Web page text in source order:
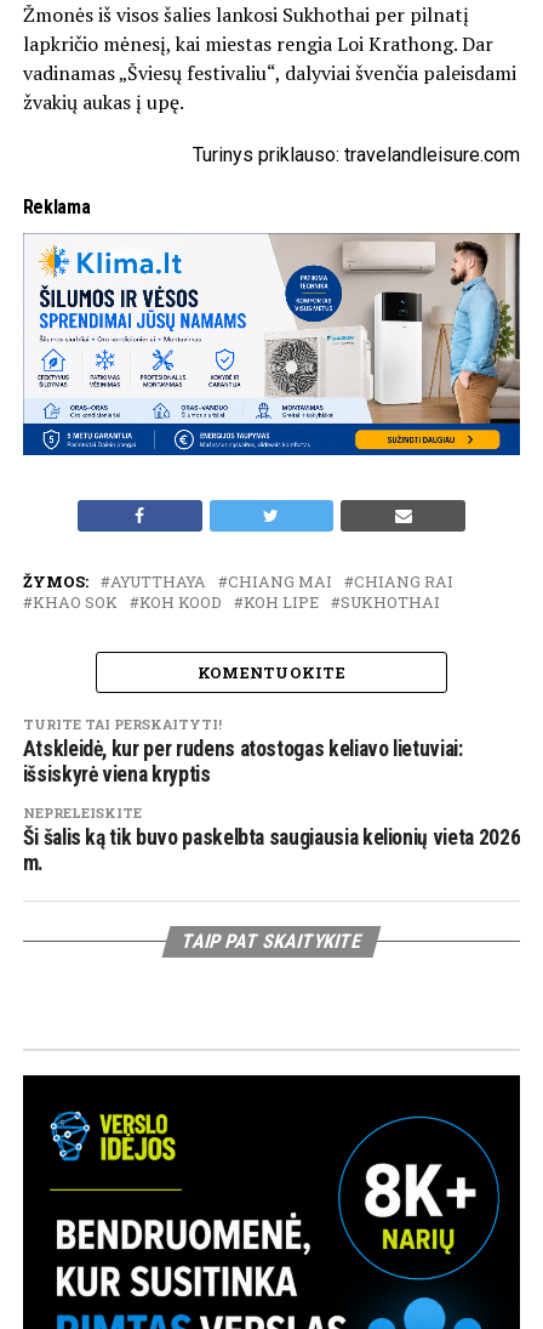
Žmonės iš visos šalies lankosi Sukhothai per pilnatį
lapkričio mėnesį, kai miestas rengia Loi Krathong. Dar
vadinamas „Šviesų festivaliu“, dalyviai švenčia paleisdami
žvakių aukas į upę.
Turinys priklauso: travelandleisure.com
Reklama
ŽYMOS: AYUTTHAYA CHIANG MAI
CHIANG RAI
KHAO SOK
KOH KOOD KOH LIPE SUKHOTHAI
KOMENTUOKITE
TURITE TAI PERSKAITYTI!
Atskleidė, kur per rudens atostogas keliavo lietuviai:
išsiskyrė viena kryptis
NEPRELEISKITE
Ši šalis ką tik buvo paskelbta saugiausia kelionių vieta 2026
m.
TAIP PAT SKAITYKITE